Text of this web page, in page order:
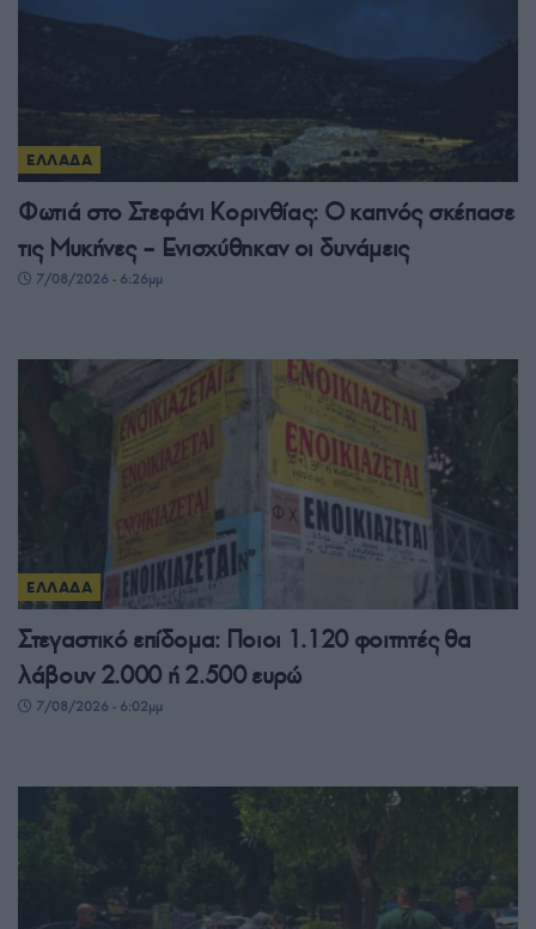
ΕΛΛΑΔΑ
Φωτιά στο Στεφάνι Κορινθίας: Ο καπνός σκέπασε
τις Μυκήνες – Ενισχύθηκαν οι δυνάμεις
7/08/2026 - 6:26μμ
ΕΛΛΑΔΑ
Στεγαστικό επίδομα: Ποιοι 1.120 φοιτητές θα
λάβουν 2.000 ή 2.500 ευρώ
7/08/2026 - 6:02μμ